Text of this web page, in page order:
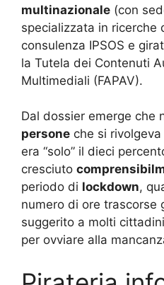
multinazionale (con
specializzata in ricerche
consulenza IPSOS e
la Tutela dei Contenuti
Multimediali (FAPAV).
Dal dossier emerge che
persone che si
era “solo” il dieci
cresciuto
periodo di lockdown,
numero di ore trascorse
suggerito a molti
per ovviare alla